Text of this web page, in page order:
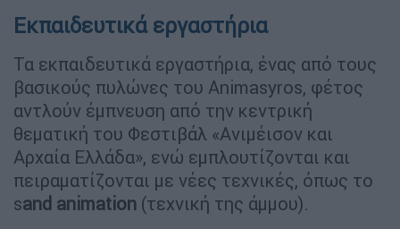
Εκπαιδευτικά εργαστήρια
Τα εκπαιδευτικά εργαστήρια, ένας από τους
βασικούς πυλώνες του Animasyros, φέτος
αντλούν έμπνευση από την κεντρική
θεματική του Φεστιβάλ «Ανιμέισον και
Αρχαία Ελλάδα», ενώ εμπλουτίζονται και
πειραματίζονται με νέες τεχνικές, όπως το
sand animation (τεχνική της άμμου).